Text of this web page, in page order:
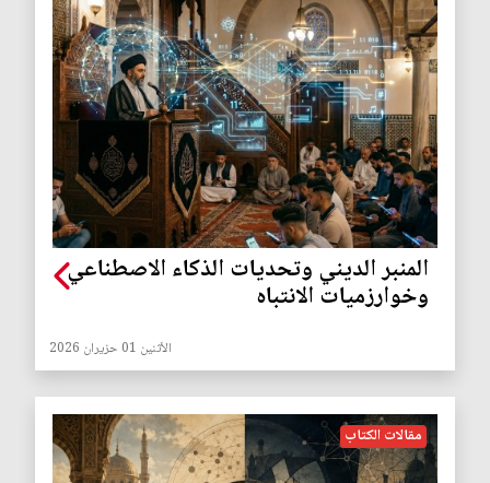
المنبر الديني وتحديات الذكاء الاصطناعي
وخوارزميات الانتباه
الأثنين 01 حزيران 2026
مقالات الكتاب